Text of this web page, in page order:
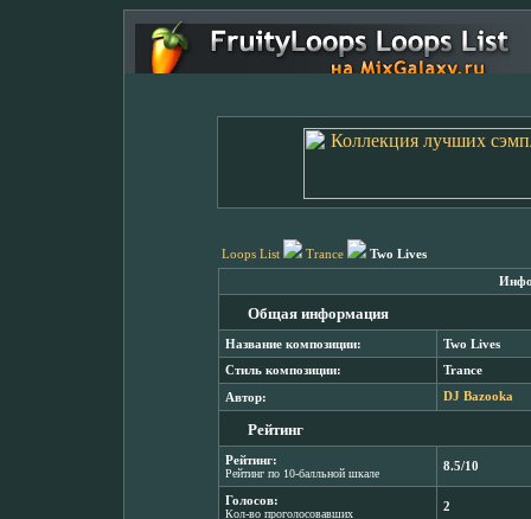
Loops List Trance Two Lives
Общая информация
Название композиции: Two Lives
Стиль композиции: Trance
Автор: DJ Bazooka
Рейтинг
Рейтинг:
Рейтинг по 10-балльной шкале
8.5/10
Голосов:
Кол-во проголосовавших
2